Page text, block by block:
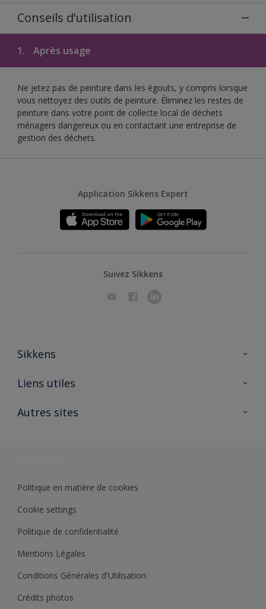
Conseils d’utilisation
1. Après usage
Ne jetez pas de peinture dans les égouts, y compris lorsque
vous nettoyez des outils de peinture. Éliminez les restes de
peinture dans votre point de collecte local de déchets
ménagers dangereux ou en contactant une entreprise de
gestion des déchets.
Application Sikkens Expert
Suivez Sikkens
Sikkens
A propos de Sikkens
Liens utiles
Ouvrir un magasin PASS
Autres sites
Politique en matière de cookies
Cookie settings
Politique de confidentialité
Mentions Légales
Conditions Générales d'Utilisation
Crédits photos